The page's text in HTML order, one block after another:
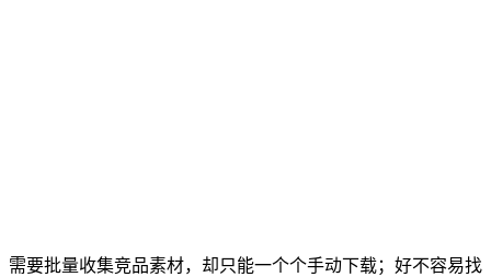
要批量收集竞品素材，却只能一个个手动下载；好不容易找